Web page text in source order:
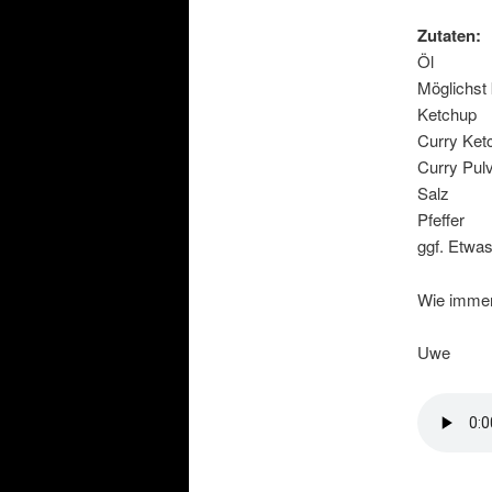
Zutaten:
Öl
Möglichst
Ketchup
Curry
Curry
Salz
Pfeffer
ggf.
Wie
Uwe